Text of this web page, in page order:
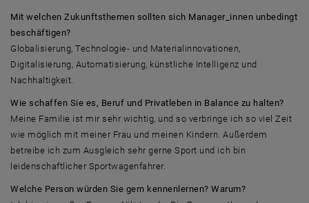
Mit welchen Zukunftsthemen sollten sich Manager_innen unbedingt
beschäftigen?
Globalisierung, Technologie- und Materialinnovationen,
Digitalisierung, Automatisierung, künstliche Intelligenz und
Nachhaltigkeit.
Wie schaffen Sie es, Beruf und Privatleben in Balance zu halten?
Meine Familie ist mir sehr wichtig, und so verbringe ich so viel Zeit
wie möglich mit meiner Frau und meinen Kindern. Außerdem
betreibe ich zum Ausgleich sehr gerne Sport und ich bin
leidenschaftlicher Sportwagenfahrer.
Welche Person würden Sie gern kennenlernen? Warum?